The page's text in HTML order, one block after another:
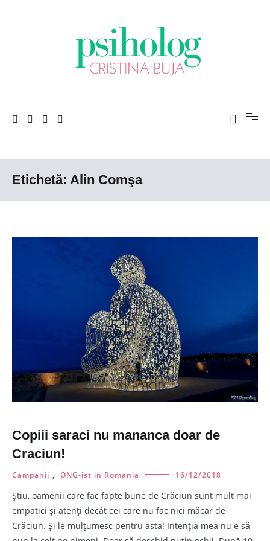
Etichetă: Alin Comşa
Copiii saraci nu mananca doar de
Craciun!
Campanii , ONG-ist in Romania 16/12/2018
Știu, oamenii care fac fapte bune de Crăciun sunt mult mai
empatici și atenți decât cei care nu fac nici măcar de
Crăciun. Și le mulțumesc pentru asta! Intenția mea nu e să